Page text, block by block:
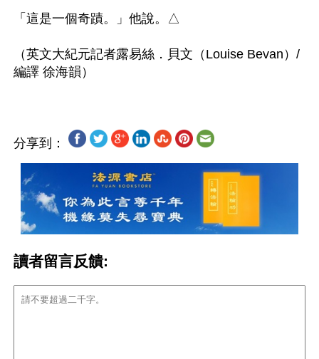
「這是一個奇蹟。」他說。△
（英文大紀元記者露易絲．貝文（Louise Bevan）/
分享到：
讀者留言反饋: